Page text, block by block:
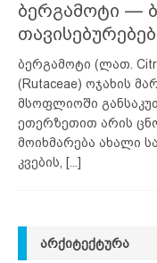
ბერგამოტი —
ბერგამოტი (ლათ.
(Rutaceae) ოჯახის
მსოფლიოში
ეთერზეთით არის
მოიხმარება ახალი
კვების,
[...]
ᲐᲠᲥᲘᲢᲔᲥᲢᲣᲠᲐ